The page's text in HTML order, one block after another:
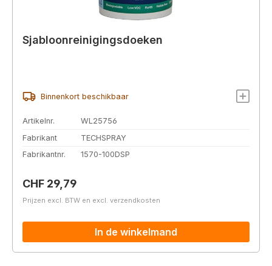
Sjabloonreinigingsdoeken
Binnenkort beschikbaar
Artikelnr.
WL25756
Fabrikant
TECHSPRAY
Fabrikantnr.
1570-100DSP
Normale prijs:
CHF 29,79
Prijzen excl. BTW en excl. verzendkosten
In de winkelmand